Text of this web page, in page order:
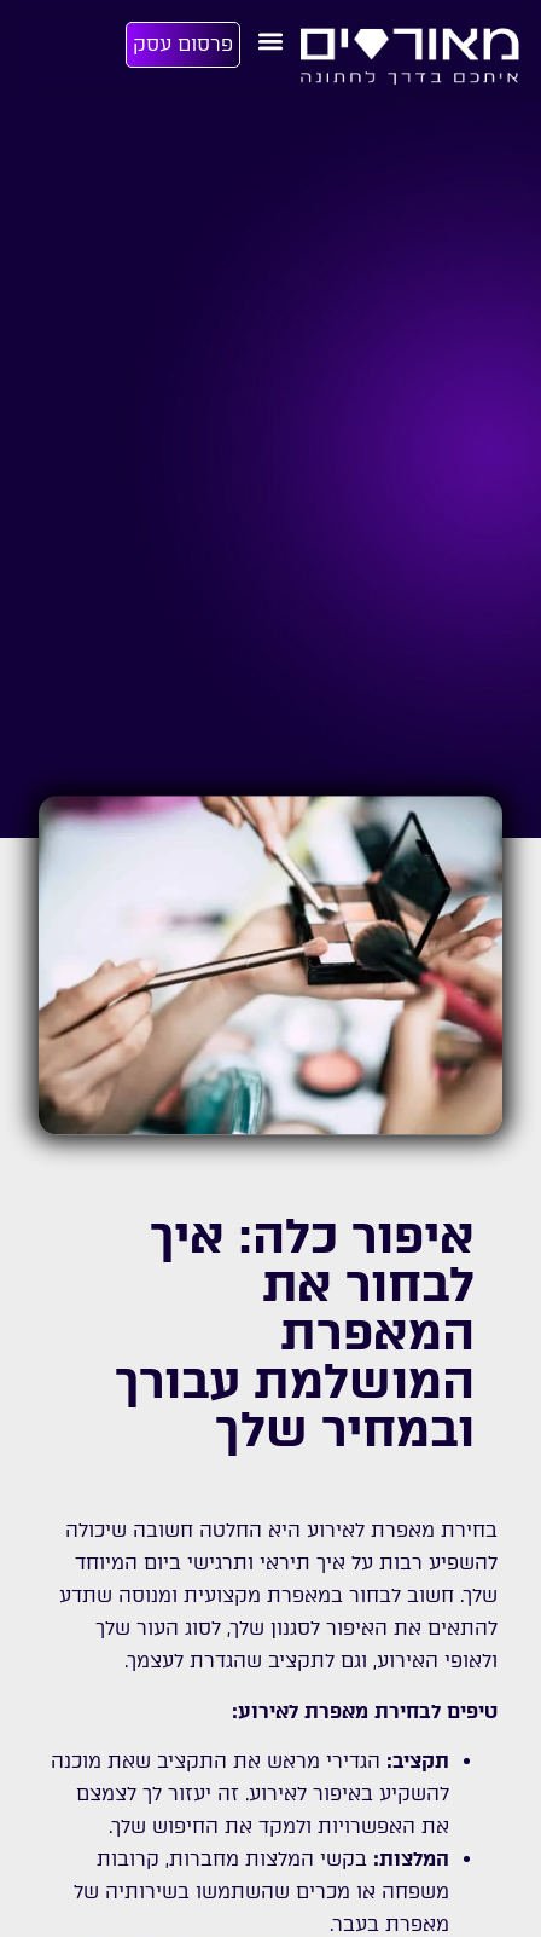
פרסום עסק
איפור כלה: איך
לבחור את
המאפרת
המושלמת עבורך
ובמחיר שלך
בחירת מאפרת לאירוע היא החלטה חשובה שיכולה
להשפיע רבות על איך תיראי ותרגישי ביום המיוחד
שלך. חשוב לבחור במאפרת מקצועית ומנוסה שתדע
להתאים את האיפור לסגנון שלך, לסוג העור שלך
ולאופי האירוע, וגם לתקציב שהגדרת לעצמך.
טיפים לבחירת מאפרת לאירוע:
תקציב: הגדירי מראש את התקציב שאת מוכנה
להשקיע באיפור לאירוע. זה יעזור לך לצמצם
את האפשרויות ולמקד את החיפוש שלך.
המלצות: בקשי המלצות מחברות, קרובות
משפחה או מכרים שהשתמשו בשירותיה של
מאפרת בעבר.